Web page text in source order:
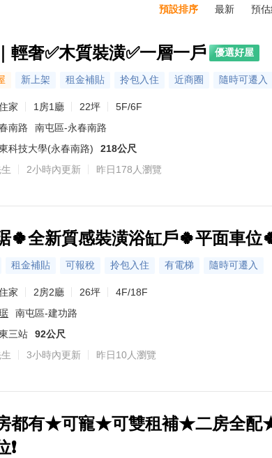
預設排序 最新 預
輕奢✅木質裝潢✅一層一戶 優選好屋
新上架 租金補貼 拎包入住 近商圈 隨時可遷入
家 1房1廳 22坪
5F/6F
南路
南屯區-永春南路
科技大學(永春南路)
218公尺
2小時內更新 昨日178人瀏覽
🍀全新質感裝潢浴缸戶🍀平面車位
租金補貼 可報稅 拎包入住 有電梯 隨時可遷入
家 2房2廳 26坪
4F/18F
南屯區-建功路
三站
92公尺
3小時內更新 昨日10人瀏覽
都有★可寵★可雙租補★二房全
0972-528-586轉 776038
0972-528-586轉 198395
0972-528-586轉 547120
0972-528-586轉 200048
0972-528-586轉 667060
0972-528-586轉 137798
0972-528-586轉 938964
0972-528-586轉 474533
0972-528-586轉 190969